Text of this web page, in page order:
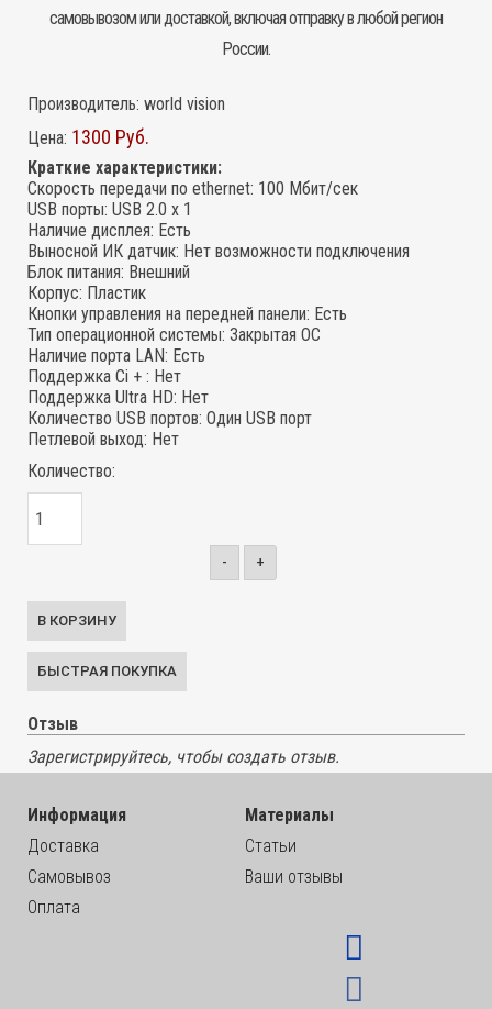
самовывозом или доставкой, включая отправку в любой регион
России.
Производитель: world vision
Цена: 1300 Руб.
Краткие характеристики:
Скорость передачи по ethernet: 100 Мбит/сек
USB порты: USB 2.0 x 1
Наличие дисплея: Есть
Выносной ИК датчик: Нет возможности подключения
Блок питания: Внешний
Корпус: Пластик
Кнопки управления на передней панели: Есть
Тип операционной системы: Закрытая ОС
Наличие порта LAN: Есть
Поддержка Ci + : Нет
Поддержка Ultra HD: Нет
Количество USB портов: Один USB порт
Петлевой выход: Нет
Количество:
- +
Отзыв
Зарегистрируйтесь, чтобы создать отзыв.
Информация
Доставка
Самовывоз
Оплата
Материалы
Статьи
Ваши отзывы